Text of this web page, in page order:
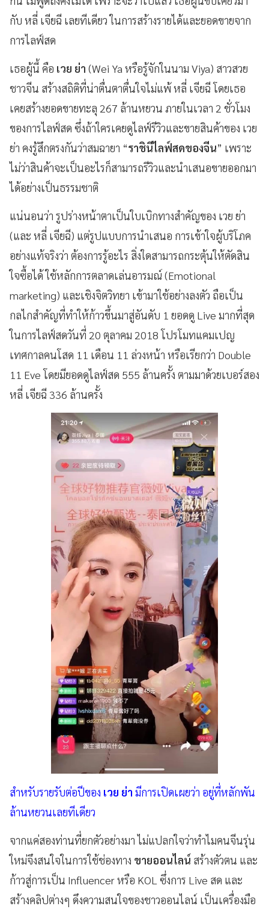
กับ หลี่ เจียฉี เลยทีเดียว ในการสร้างรายได้และยอดขายจาก
การไลฟ์สด
เธอผู้นี้ คือ เวย ย่า (Wei Ya หรือรู้จักในนาม Viya) สาวสวย
ชาวจีน สร้างสถิติที่น่าตื่นตาตื่นใจไม่แพ้ หลี่ เจียฉี โดยเธอ
เคยสร้างยอดขายทะลุ 267 ล้านหยวน ภายในเวลา 2 ชั่วโมง
ของการไลฟ์สด ซึ่งถ้าใครเคยดูไลฟ์รีวิวและขายสินค้าของ เวย
ย่า คงรู้สึกตรงกันว่าสมฉายา “ราชินีไลฟ์สดของจีน” เพราะ
ไม่ว่าสินค้าจะเป็นอะไรก็สามารถรีวิวและนำเสนอขายออกมา
ได้อย่างเป็นธรรมชาติ
แน่นอนว่า รูปร่างหน้าตาเป็นใบเบิกทางสำคัญของ เวย ย่า
(และ หลี่ เจียฉี) แต่รูปแบบการนำเสนอ การเข้าใจผู้บริโภค
อย่างแท้จริงว่า ต้องการรู้อะไร สิ่งใดสามารถกระตุ้นให้ตัดสิน
ใจซื้อได้ ใช้หลักการตลาดเล่นอารมณ์ (Emotional
marketing) และเชิงจิตวิทยา เข้ามาใช้อย่างลงตัว ถือเป็น
กลไกสำคัญที่ทำให้ก้าวขึ้นมาสู่อันดับ 1 ยอดดู Live มากที่สุด
ในการไลฟ์สดวันที่ 20 ตุลาคม 2018 โปรโมทแคมเปญ
เทศกาลคนโสด 11 เดือน 11 ล่วงหน้า หรือเรียกว่า Double
11 Eve โดยมียอดดูไลฟ์สด 555 ล้านครั้ง ตามมาด้วยเบอร์สอง
หลี่ เจียฉี 336 ล้านครั้ง
สำหรับรายรับต่อปีของ เวย ย่า มีการเปิดเผยว่า อยู่ที่หลักพัน
ล้านหยวนเลยทีเดียว
จากแค่สองท่านที่ยกตัวอย่างมา ไม่แปลกใจว่าทำไมคนจีนรุ่น
ใหม่จึงสนใจในการใช้ช่องทาง ขายออนไลน์ สร้างตัวตน และ
ก้าวสู่การเป็น Influencer หรือ KOL ซึ่งการ Live สด และ
สร้างคลิปต่างๆ ดึงความสนใจของชาวออนไลน์ เป็นเครื่องมือ